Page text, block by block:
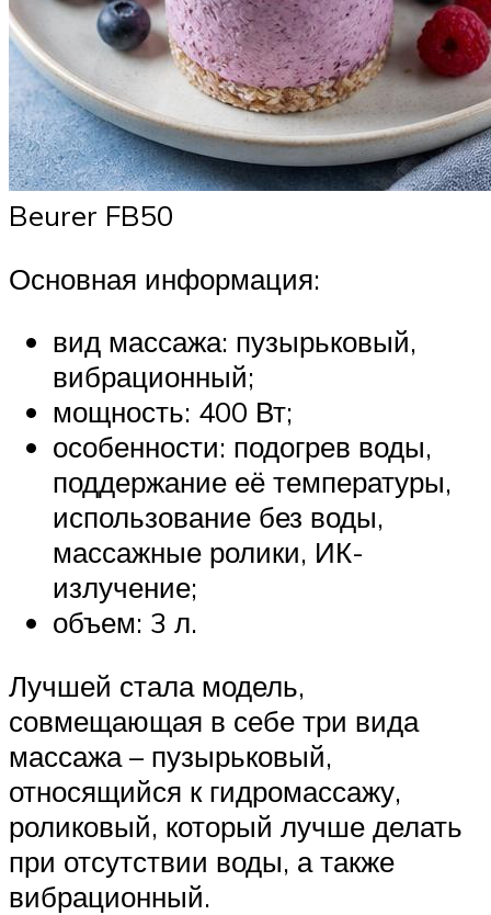
Beurer FB50
Основная информация:
вид массажа: пузырьковый,
вибрационный;
мощность: 400 Вт;
особенности: подогрев воды,
поддержание её температуры,
использование без воды,
массажные ролики, ИК-
излучение;
объем: 3 л.
Лучшей стала модель,
совмещающая в себе три вида
массажа – пузырьковый,
относящийся к гидромассажу,
роликовый, который лучше делать
при отсутствии воды, а также
вибрационный.